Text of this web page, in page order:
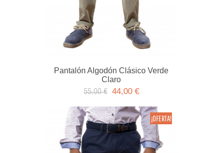
Pantalón Algodón Clásico Verde
Claro
55,00 € 44,00 €
¡OFERTA!